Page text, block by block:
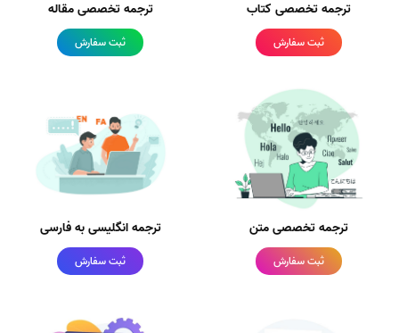
ترجمه تخصصی کتاب
ثبت سفارش
ترجمه تخصصی مقاله
ثبت سفارش
ترجمه تخصصی متن
ثبت سفارش
ترجمه انگلیسی به فارسی
ثبت سفارش